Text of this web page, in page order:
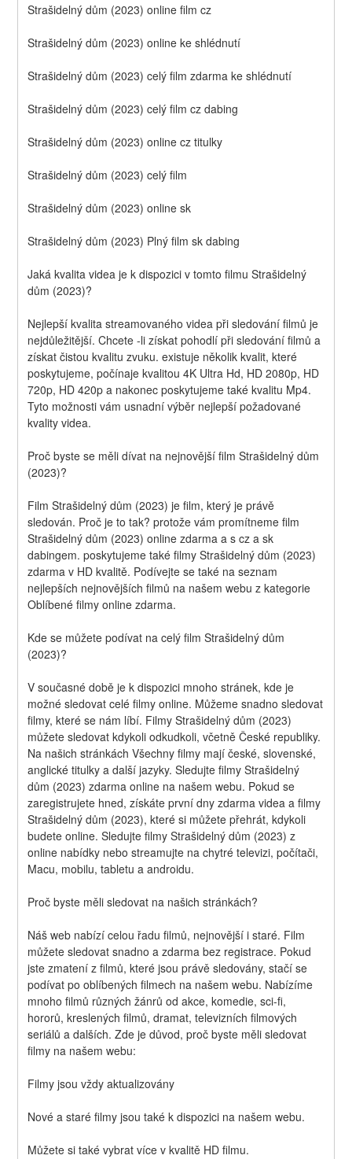
Strašidelný dům (2023) online film cz
Strašidelný dům (2023) online ke shlédnutí
Strašidelný dům (2023) celý film zdarma ke shlédnutí
Strašidelný dům (2023) celý film cz dabing
Strašidelný dům (2023) online cz titulky
Strašidelný dům (2023) celý film
Strašidelný dům (2023) online sk
Strašidelný dům (2023) Plný film sk dabing
Jaká kvalita videa je k dispozici v tomto filmu Strašidelný
dům (2023)?
Nejlepší kvalita streamovaného videa při sledování filmů je
nejdůležitější. Chcete -li získat pohodlí při sledování filmů a
získat čistou kvalitu zvuku. existuje několik kvalit, které
poskytujeme, počínaje kvalitou 4K Ultra Hd, HD 2080p, HD
720p, HD 420p a nakonec poskytujeme také kvalitu Mp4.
Tyto možnosti vám usnadní výběr nejlepší požadované
kvality videa.
Proč byste se měli dívat na nejnovější film Strašidelný dům
(2023)?
Film Strašidelný dům (2023) je film, který je právě
sledován. Proč je to tak? protože vám promítneme film
Strašidelný dům (2023) online zdarma a s cz a sk
dabingem. poskytujeme také filmy Strašidelný dům (2023)
zdarma v HD kvalitě. Podívejte se také na seznam
nejlepších nejnovějších filmů na našem webu z kategorie
Oblíbené filmy online zdarma.
Kde se můžete podívat na celý film Strašidelný dům
(2023)?
V současné době je k dispozici mnoho stránek, kde je
možné sledovat celé filmy online. Můžeme snadno sledovat
filmy, které se nám líbí. Filmy Strašidelný dům (2023)
můžete sledovat kdykoli odkudkoli, včetně České republiky.
Na našich stránkách Všechny filmy mají české, slovenské,
anglické titulky a další jazyky. Sledujte filmy Strašidelný
dům (2023) zdarma online na našem webu. Pokud se
zaregistrujete hned, získáte první dny zdarma videa a filmy
Strašidelný dům (2023), které si můžete přehrát, kdykoli
budete online. Sledujte filmy Strašidelný dům (2023) z
online nabídky nebo streamujte na chytré televizi, počítači,
Macu, mobilu, tabletu a androidu.
Proč byste měli sledovat na našich stránkách?
Náš web nabízí celou řadu filmů, nejnovější i staré. Film
můžete sledovat snadno a zdarma bez registrace. Pokud
jste zmatení z filmů, které jsou právě sledovány, stačí se
podívat po oblíbených filmech na našem webu. Nabízíme
mnoho filmů různých žánrů od akce, komedie, sci-fi,
hororů, kreslených filmů, dramat, televizních filmových
seriálů a dalších. Zde je důvod, proč byste měli sledovat
filmy na našem webu:
Filmy jsou vždy aktualizovány
Nové a staré filmy jsou také k dispozici na našem webu.
Můžete si také vybrat více v kvalitě HD filmu.